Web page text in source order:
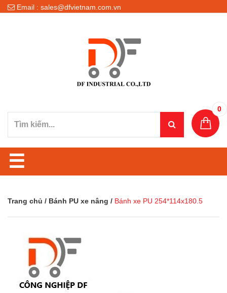
Email : sales@dfvietnam.com.vn
0
☰
Trang chủ / Bánh PU xe nâng / Bánh xe PU 254*114x180.5